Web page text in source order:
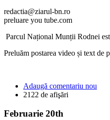
redactia@ziarul-bn.ro
preluare you tube.com
Parcul Național Munții Rodnei
Preluăm postarea video și text de
Adaugă comentariu nou
2122 de afişări
Februarie 20th